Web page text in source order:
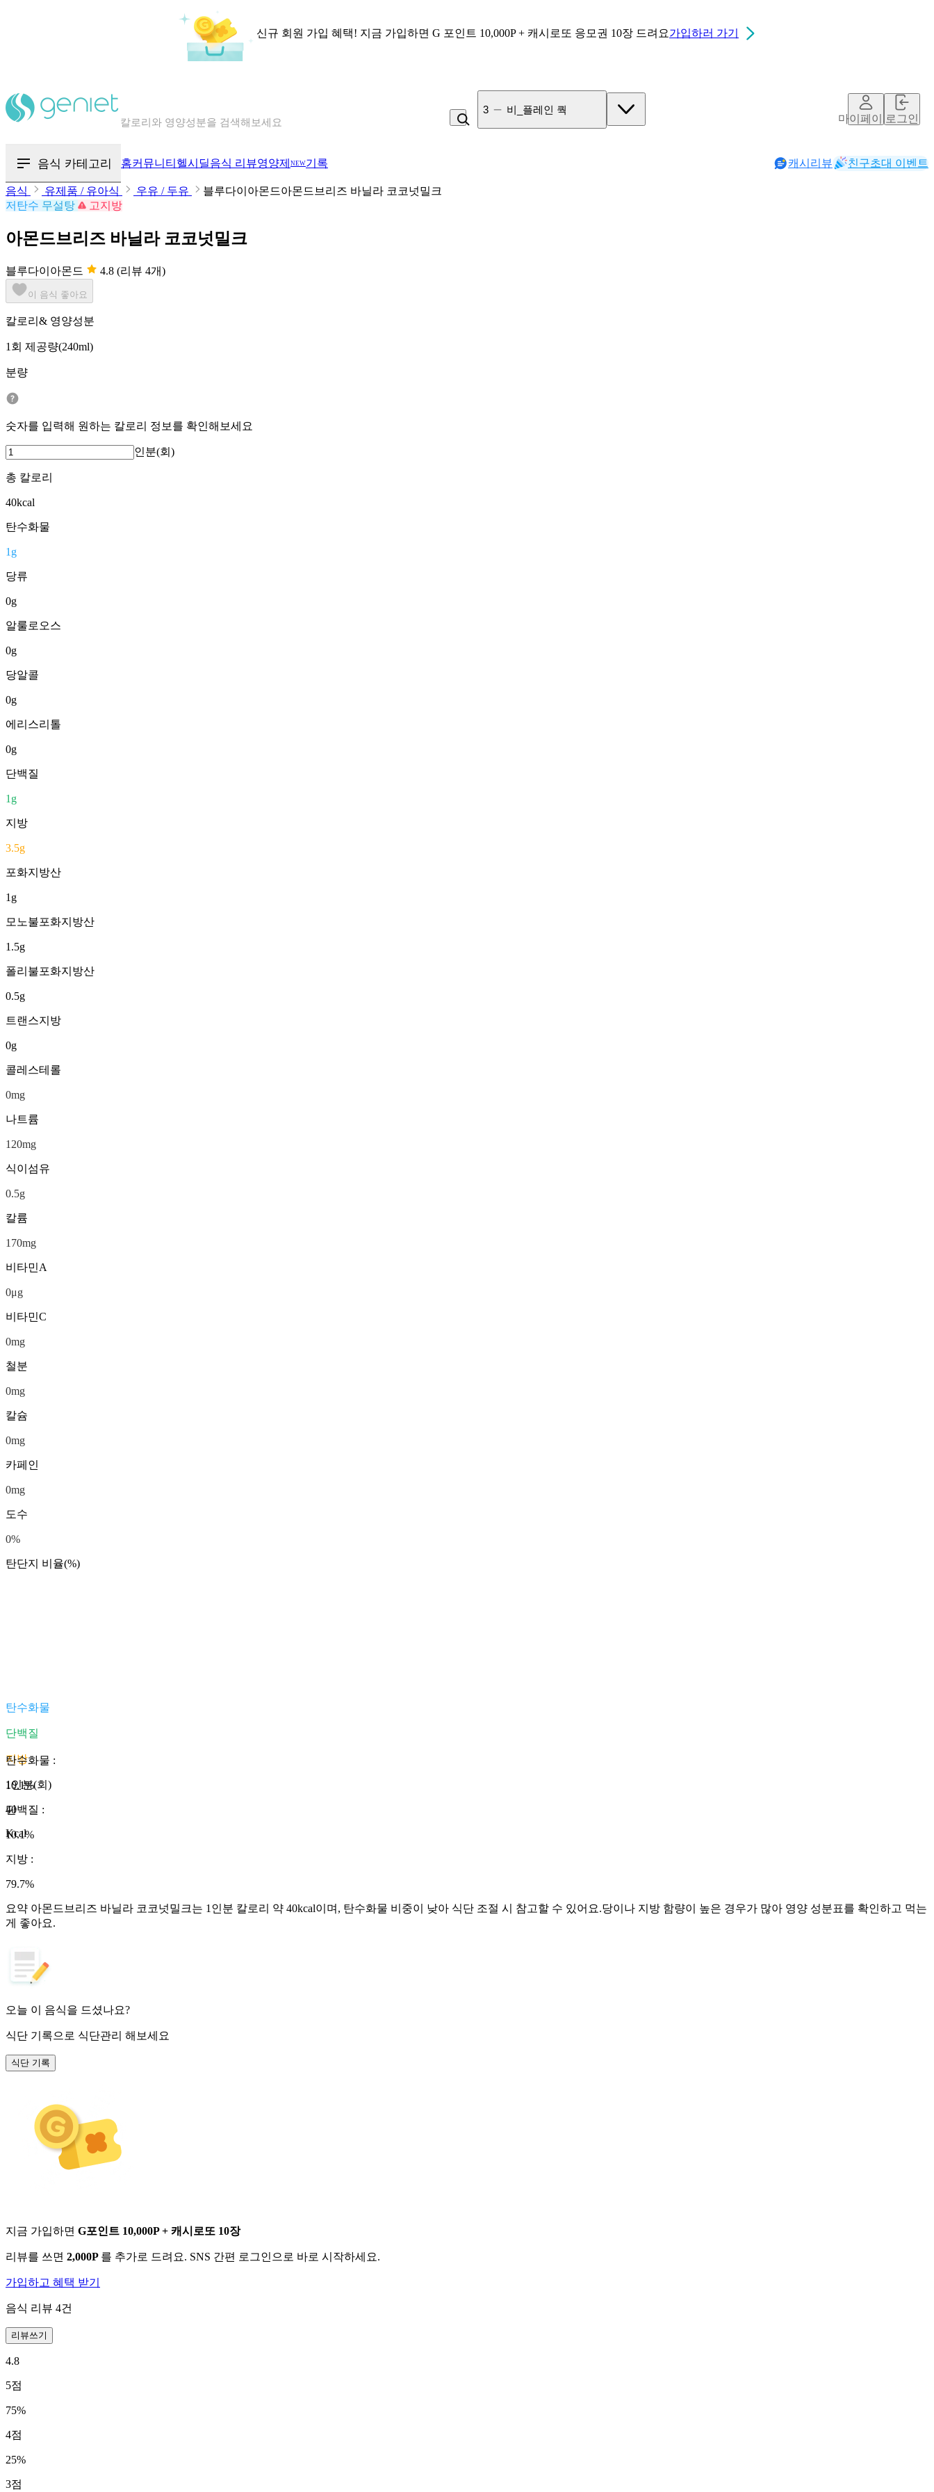
신규 회원 가입 혜택! 지금 가입하면 G 포인트 10,000P + 캐시로또 응모권 10장 드려요가입하러 가기
칼로리와 영양성분을 검색해보세요
4 잡곡밥
마이페이지로그인
음식 카테고리 홈커뮤니티 헬시딜음식 리뷰영양제 NEW기록 캐시리뷰 친구초대 이벤트
음식 유제품 / 유아식 우유 / 두유
블루다이아몬드아몬드브리즈 바닐라 코코넛밀크
저탄수 무설탕 고지방
아몬드브리즈 바닐라 코코넛밀크
블루다이아몬드 4.8 (리뷰 4개)
이 음식 좋아요
칼로리& 영양성분
1회 제공량(240ml)
분량
숫자를 입력해 원하는 칼로리 정보를 확인해보세요
인분(회)
총 칼로리
40kcal
탄수화물
1 g
당류
0g
알룰로오스
0g
당알콜
0g
에리스리톨
0g
단백질
1 g
지방
3.5g
포화지방산
1 g
모노불포화지방산
1.5g
폴리불포화지방산
0.5g
트랜스지방
0g
콜레스테롤
0mg
나트륨
120mg
식이섬유
0.5g
칼륨
170mg
비타민A
0μg
비타민C
0mg
철분
0mg
칼슘
0mg
카페인
0mg
도수
0%
탄단지 비율(%)
탄수화물
단백질
지방
1인분(회)
40
Kcal
탄수화물 :
10.1%
단백질 :
10.1%
지방 :
79.7%
요약 아몬드브리즈 바닐라 코코넛밀크는 1인분 칼로리 약 40kcal이며, 탄수화물 비중이 낮아 식단 조절 시 참고할 수 있어요.당이나 지방 함량이 높은 경우가 많아 영양 성분표를 확인하고 먹는
게 좋아요.
오늘 이 음식을 드셨나요?
식단 기록으로 식단관리 해보세요
식단 기록
지금 가입하면 G포인트 10,000P + 캐시로또 10장
리뷰를 쓰면 2,000P 를 추가로 드려요. SNS 간편 로그인으로 바로 시작하세요.
가입하고 혜택 받기
음식 리뷰 4건
리뷰쓰기
4.8
5점
75%
4점
25%
3점